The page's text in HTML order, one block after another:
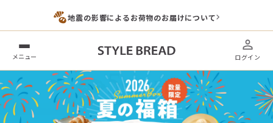
地震の影響によるお荷物のお届けについて
メニュー ログイン